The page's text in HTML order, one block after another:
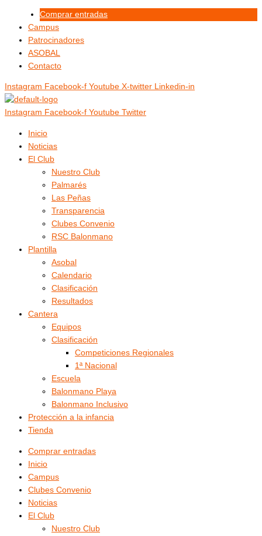
contenido
Comprar entradas
Campus
Patrocinadores
ASOBAL
Contacto
Instagram Facebook-f Youtube X-twitter Linkedin-in
Instagram Facebook-f Youtube Twitter
Inicio
Noticias
El Club
Nuestro Club
Palmarés
Las Peñas
Transparencia
Clubes Convenio
RSC Balonmano
Plantilla
Asobal
Calendario
Clasificación
Resultados
Cantera
Equipos
Clasificación
Competiciones Regionales
1ª Nacional
Escuela
Balonmano Playa
Balonmano Inclusivo
Protección a la infancia
Tienda
Comprar entradas
Inicio
Campus
Clubes Convenio
Noticias
El Club
Nuestro Club